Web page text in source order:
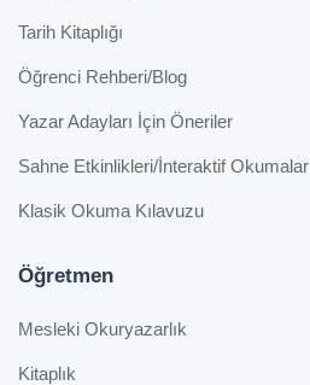
Tarih Kitaplığı
Öğrenci Rehberi/Blog
Yazar Adayları İçin Öneriler
Sahne Etkinlikleri/İnteraktif Okumalar
Klasik Okuma Kılavuzu
Öğretmen
Mesleki Okuryazarlık
Kitaplık